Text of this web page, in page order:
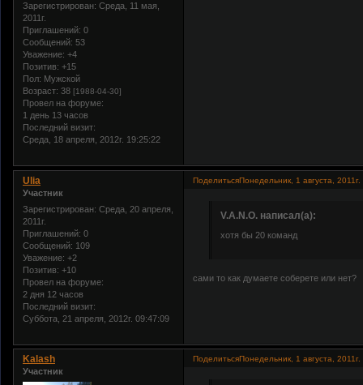
Зарегистрирован: Среда, 11 мая,
2011г.
Приглашений: 0
Сообщений: 53
Уважение: +4
Позитив: +15
Пол: Мужской
Возраст: 38 [1988-04-30]
Провел на форуме:
1 день 13 часов
Последний визит:
Среда, 18 апреля, 2012г. 19:25:22
ПоделитьсяПонедельник, 1 августа,
Ulia
Участник
Зарегистрирован: Среда, 20 апреля,
2011г.
Приглашений: 0
Сообщений: 109
Уважение: +2
Позитив: +10
Провел на форуме:
2 дня 12 часов
Последний визит:
Суббота, 21 апреля, 2012г. 09:47:09
V.A.N.O. написал(а):
хотя бы 20 команд
сами то как думаете соберете или нет?
ПоделитьсяПонедельник, 1 августа,
Kalash
Участник